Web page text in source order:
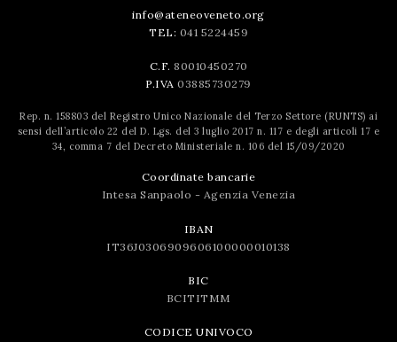
info@ateneoveneto.org
TEL: 041 5224459
C.F. 80010450270
P.IVA 03885730279
Rep. n. 158803 del Registro Unico Nazionale del Terzo Settore (RUNTS) ai
sensi dell’articolo 22 del D. Lgs. del 3 luglio 2017 n. 117 e degli articoli 17 e
34, comma 7 del Decreto Ministeriale n. 106 del 15/09/2020
Coordinate bancarie
Intesa Sanpaolo - Agenzia Venezia
IBAN
IT36J0306909606100000010138
BIC
BCITITMM
CODICE UNIVOCO